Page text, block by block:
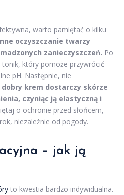
warto pamiętać o kilku
oczyszczanie twarzy
zanieczyszczeń. Po
który pomoże przywrócić
pH. Następnie, nie
dobry krem dostarczy skórze
czyniąc ją elastyczną i
o ochronie przed słońcem,
niezależnie od pogody.
– jak ją
to kwestia bardzo indywidualna.